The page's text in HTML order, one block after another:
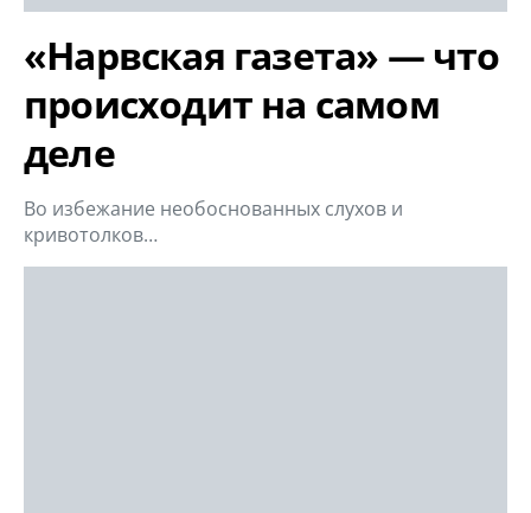
«Нарвская газета» — что
происходит на самом
деле
Во избежание необоснованных слухов и
кривотолков…